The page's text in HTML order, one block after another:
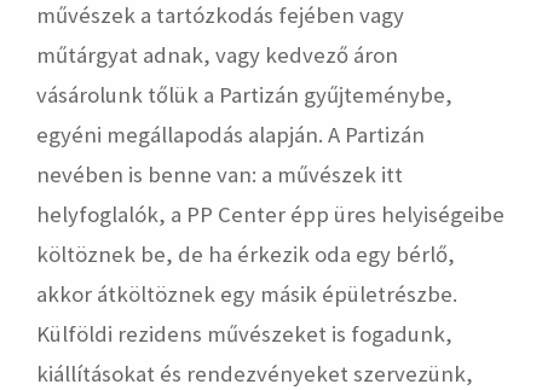
művészek a tartózkodás fejében vagy
műtárgyat adnak, vagy kedvező áron
vásárolunk tőlük a Partizán gyűjteménybe,
egyéni megállapodás alapján. A Partizán
nevében is benne van: a művészek itt
helyfoglalók, a PP Center épp üres helyiségeibe
költöznek be, de ha érkezik oda egy bérlő,
akkor átköltöznek egy másik épületrészbe.
Külföldi rezidens művészeket is fogadunk,
kiállításokat és rendezvényeket szervezünk,